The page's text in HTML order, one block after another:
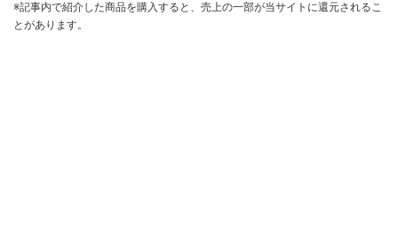
※記事内で紹介した商品を購入すると、売上の一部が当サイトに還元されるこ
とがあります。